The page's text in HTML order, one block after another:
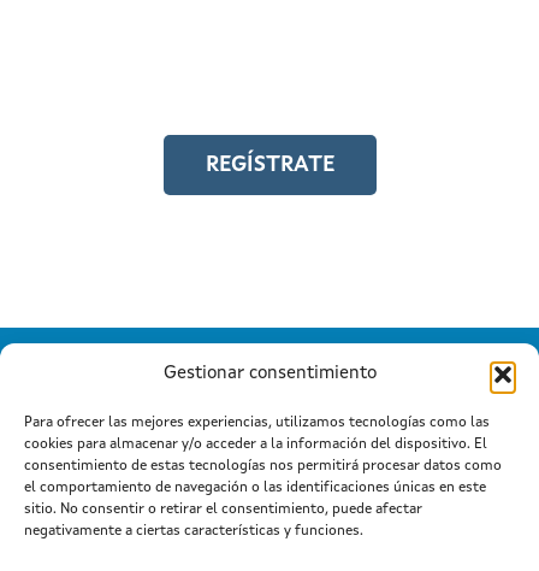
Gestionar consentimiento
Para ofrecer las mejores experiencias, utilizamos tecnologías como las
cookies para almacenar y/o acceder a la información del dispositivo. El
consentimiento de estas tecnologías nos permitirá procesar datos como
el comportamiento de navegación o las identificaciones únicas en este
sitio. No consentir o retirar el consentimiento, puede afectar
negativamente a ciertas características y funciones.
REGÍSTRATE
Información mantida e publicada na Internet pola Xunta de
Galicia
Atención a cidadanía|Suxestións e queixas
Aviso legal